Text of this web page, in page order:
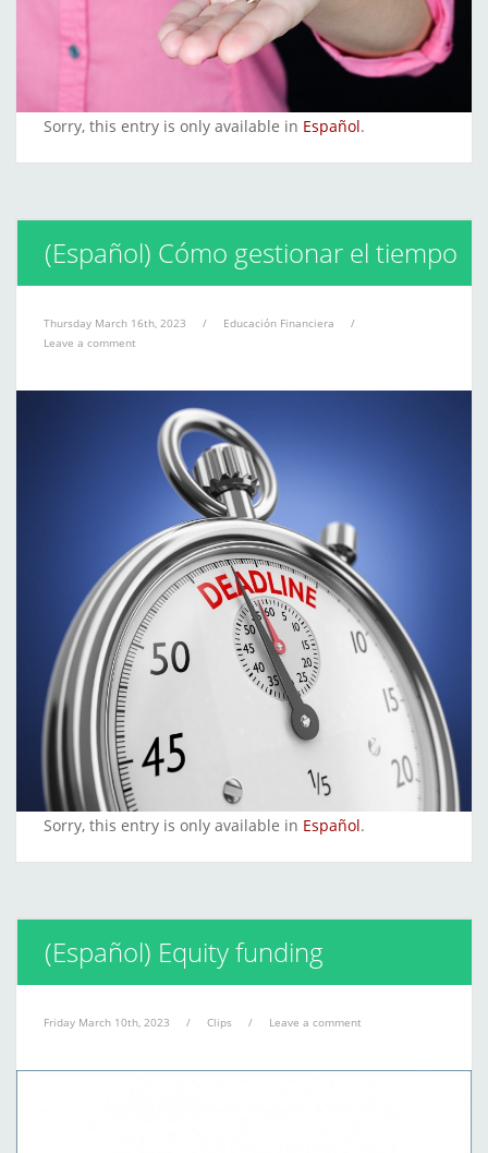
Sorry, this entry is only available in Español.
(Español) Cómo gestionar el tiempo
Thursday March 16th, 2023 / Educación Financiera
/
Leave a comment
Sorry, this entry is only available in Español.
(Español) Equity funding
Friday March 10th, 2023 / Clips / Leave a comment